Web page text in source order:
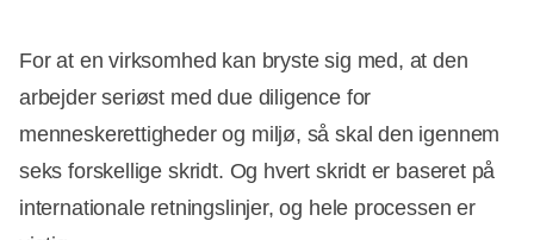
For at en virksomhed kan bryste sig med, at den
arbejder seriøst med due diligence for
menneskerettigheder og miljø, så skal den igennem
seks forskellige skridt. Og hvert skridt er baseret på
internationale retningslinjer, og hele processen er